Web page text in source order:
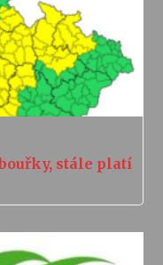
stále platí